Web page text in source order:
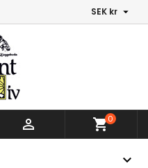
SEK kr 
 shopping_cart0